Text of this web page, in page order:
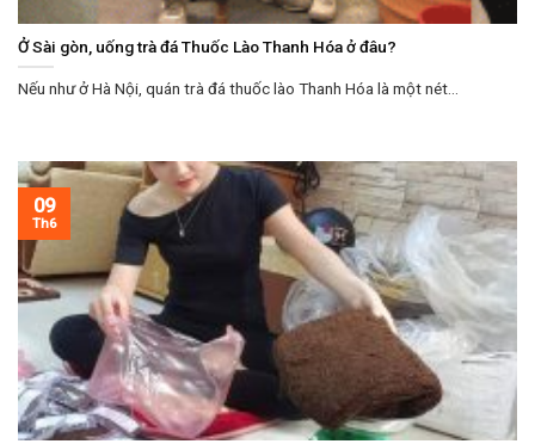
Ở Sài gòn, uống trà đá Thuốc Lào Thanh Hóa ở đâu?
Nếu như ở Hà Nội, quán trà đá thuốc lào Thanh Hóa là một nét...
09
Th6